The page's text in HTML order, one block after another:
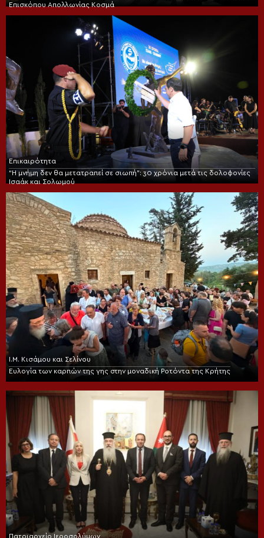
Επισκόπου Απολλωνίας Κοσμά
Επικαιρότητα
“Η μνήμη δεν θα μετατραπεί σε σιωπή”: 30 χρόνια μετά τις δολοφονίες
Ισαάκ και Σολωμού
Ι.Μ. Κισάμου και Σελίνου
Ευλογία των καρπών της γης στην μοναδική Ροτόντα της Κρήτης
Πατριαρχείο Ιεροσολύμων